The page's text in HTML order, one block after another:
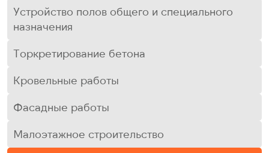
Устройство полов общего и специального
назначения
Торкретирование бетона
Кровельные работы
Фасадные работы
Малоэтажное строительство